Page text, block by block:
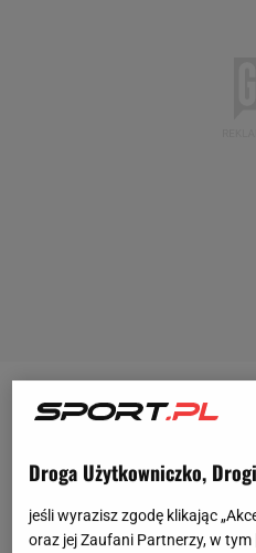
- Wydaje mi się, że wiele
Finlandią (1:2) Jan
chodziło obrońcy? Te
przeanalizowaćZbigniew
Droga Użytkowniczko,
jeśli wyrazisz zgodę klikając
oraz jej Zaufani Partnerzy, w tym